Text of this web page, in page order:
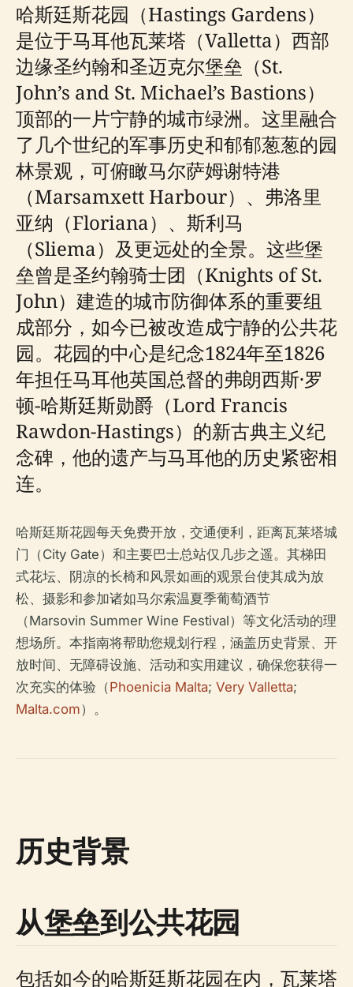
哈斯廷斯花园（Hastings Gardens）
是位于马耳他瓦莱塔（Valletta）西部
边缘圣约翰和圣迈克尔堡垒（St.
John’s and St. Michael’s Bastions）
顶部的一片宁静的城市绿洲。这里融合
了几个世纪的军事历史和郁郁葱葱的园
林景观，可俯瞰马尔萨姆谢特港
（Marsamxett Harbour）、弗洛里
亚纳（Floriana）、斯利马
（Sliema）及更远处的全景。这些堡
垒曾是圣约翰骑士团（Knights of St.
John）建造的城市防御体系的重要组
成部分，如今已被改造成宁静的公共花
园。花园的中心是纪念1824年至1826
年担任马耳他英国总督的弗朗西斯·罗
顿-哈斯廷斯勋爵（Lord Francis
Rawdon-Hastings）的新古典主义纪
念碑，他的遗产与马耳他的历史紧密相
连。
哈斯廷斯花园每天免费开放，交通便利，距离瓦莱塔城
门（City Gate）和主要巴士总站仅几步之遥。其梯田
式花坛、阴凉的长椅和风景如画的观景台使其成为放
松、摄影和参加诸如马尔索温夏季葡萄酒节
（Marsovin Summer Wine Festival）等文化活动的理
想场所。本指南将帮助您规划行程，涵盖历史背景、开
放时间、无障碍设施、活动和实用建议，确保您获得一
次充实的体验（Phoenicia Malta; Very Valletta;
Malta.com）。
历史背景
从堡垒到公共花园
包括如今的哈斯廷斯花园在内，瓦莱塔